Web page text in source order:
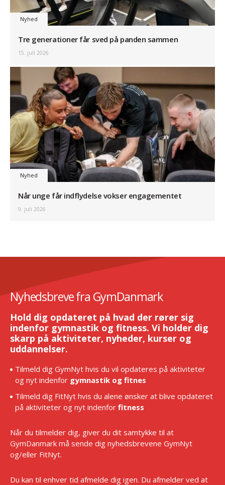
Nyhed
Tre generationer får sved på panden sammen
15. juli 2026
Nyhed
Når unge får indflydelse vokser engagementet
9. juli 2026
Nyhedsbreve fra GymDanmark
Hold dig opdateret på hvad der rører sig
indenfor gymnastik og fitness. Vi holder dig
skarp på aktiviteter, nyheder, kurser og
uddannelser.
Tilmeld dig GymNyt hvis du vil opdateres på aktiviteter
og nyt indenfor gymnastik og fitnes
Tilmeld dig FitNyt hvis du alene ønsker at blive opdateret
på aktiviteter og nyt indenfor fitness
Når du tilmelder dig, giver du dit samtykke til at
GymDanmark må sende dig nyhedsbrevene GymNyt
og/eller FitNyt.
Du kan til enhver tid afmelde dig igen. Du afmelder ved at